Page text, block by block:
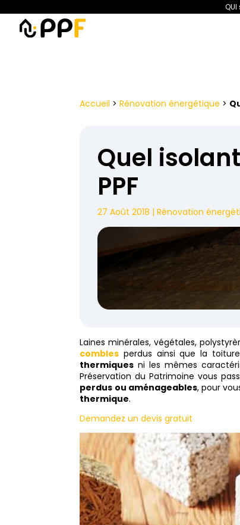
Accueil >Rénovation énergétique >
Quel
PPF
27 Août 2018 |Rénovation
Laines minérales, végétales,
combles perdus ainsi que la
thermiques ni les mêmes
Préservation du Patrimoine vous
perdus ou aménageables, pour
thermique.
Demandez un devis gratuit